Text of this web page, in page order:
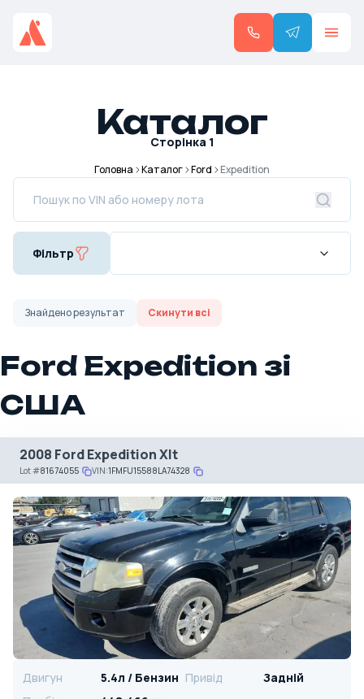
Каталог
Сторінка 1
Головна Каталог Ford Expedition
Фільтр
Знайденорезультат Скинути всі
Ford Expedition зі
США
2008 Ford Expedition Xlt
Lot#81674055 VIN:1FMFU15588LA74328
Двигун 5.4л / Бензин Привід
Задній